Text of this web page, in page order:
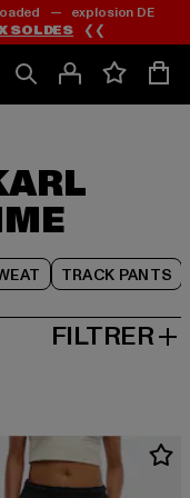
— explosion DE
SOLDES ❮❮
TRACK PANTS
FILTRER